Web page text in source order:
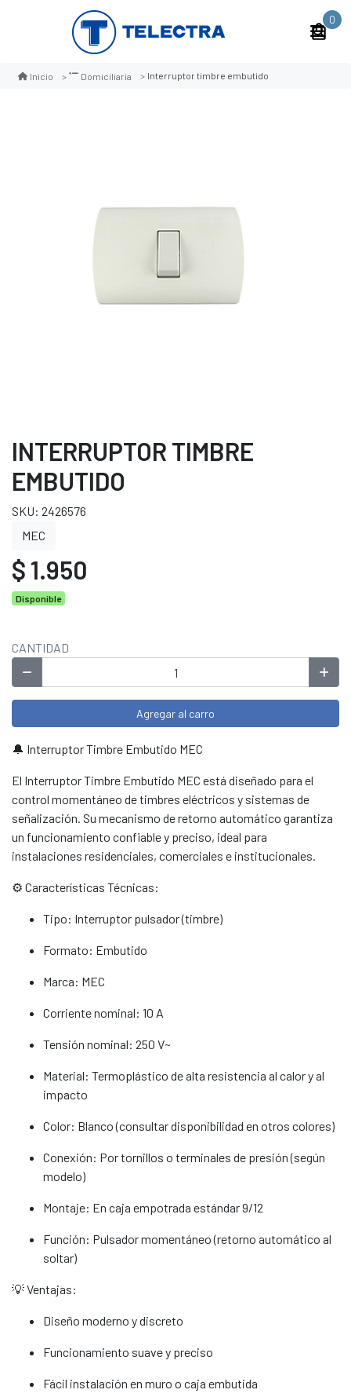
0
Inicio Domiciliaria Interruptor timbre embutido
INTERRUPTOR TIMBRE
EMBUTIDO
SKU: 2426576
MEC
$ 1.950
Disponible
CANTIDAD
Agregar al carro
🔔 Interruptor Timbre Embutido MEC
El Interruptor Timbre Embutido MEC está diseñado para el
control momentáneo de timbres eléctricos y sistemas de
señalización. Su mecanismo de retorno automático garantiza
un funcionamiento confiable y preciso, ideal para
instalaciones residenciales, comerciales e institucionales.
⚙️ Características Técnicas:
Tipo: Interruptor pulsador (timbre)
Formato: Embutido
Marca: MEC
Corriente nominal: 10 A
Tensión nominal: 250 V~
Material: Termoplástico de alta resistencia al calor y al
impacto
Color: Blanco (consultar disponibilidad en otros colores)
Conexión: Por tornillos o terminales de presión (según
modelo)
Montaje: En caja empotrada estándar 9/12
Función: Pulsador momentáneo (retorno automático al
soltar)
💡 Ventajas:
Diseño moderno y discreto
Funcionamiento suave y preciso
Fácil instalación en muro o caja embutida